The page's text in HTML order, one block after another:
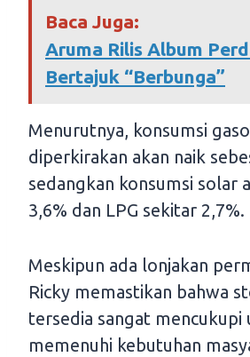
Baca Juga:
Aruma Rilis Album
Bertajuk “Berbunga”
Menurutnya, konsumsi
diperkirakan akan naik
sedangkan konsumsi solar
3,6% dan LPG sekitar 2,7%.
Meskipun ada lonjakan
Ricky memastikan bahwa
tersedia sangat mencukupi
memenuhi kebutuhan